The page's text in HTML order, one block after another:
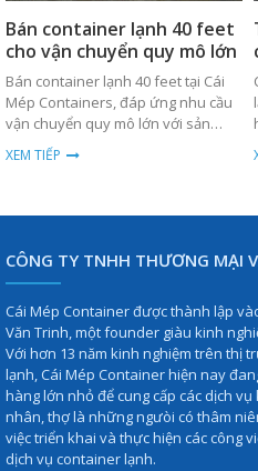
Bán container lạnh 40 feet
cho vận chuyển quy mô lớn
Bán container lạnh 40 feet tại Cái
Mép Containers, đáp ứng nhu cầu
vận chuyển quy mô lớn với sản
phẩm chất lượng cao, bền bỉ và giá
thành cạnh tranh.
XEM TIẾP
CÔNG TY TNHH THƯƠNG MẠI
Cái Mép Container được thành lập
Văn Trinh, một founder giàu kinh
Với hơn 13 năm kinh nghiệm trên thị
lạnh, Cái Mép Container hiện nay
hàng lớn nhỏ để cung cấp các dịch
nhân, thợ là những ngưòi có thâm
việc triển khai và thực hiện các công
dịch vụ container lạnh.